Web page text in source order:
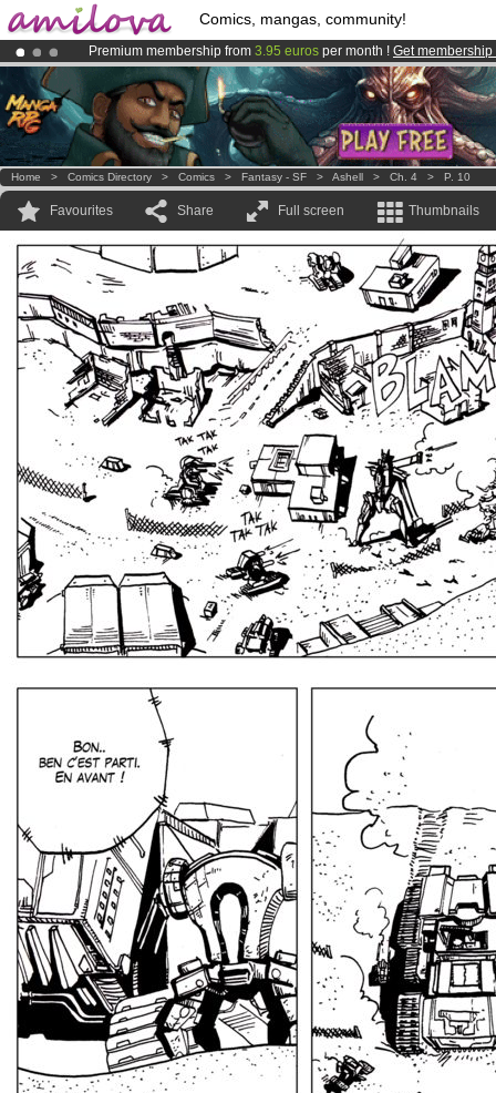
Comics, mangas, community!
Premium membership from 3.95 euros per month ! Get membership
Already 100000membersand 1000comics & mangas!.
AmilovaKickstarter is now LIVE!.
Home > Comics Directory > Comics > Fantasy - SF > Ashell > Ch. 4 > P. 10
Favourites Share Full screen Thumbnails